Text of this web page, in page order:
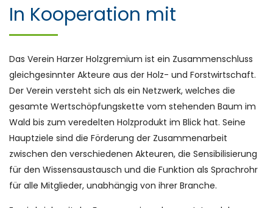
In Kooperation mit
Das Verein Harzer Holzgremium ist ein Zusammenschluss
gleichgesinnter Akteure aus der Holz- und Forstwirtschaft.
Der Verein versteht sich als ein Netzwerk, welches die
gesamte Wertschöpfungskette vom stehenden Baum im
Wald bis zum veredelten Holzprodukt im Blick hat. Seine
Hauptziele sind die Förderung der Zusammenarbeit
zwischen den verschiedenen Akteuren, die Sensibilisierung
für den Wissensaustausch und die Funktion als Sprachrohr
für alle Mitglieder, unabhängig von ihrer Branche.